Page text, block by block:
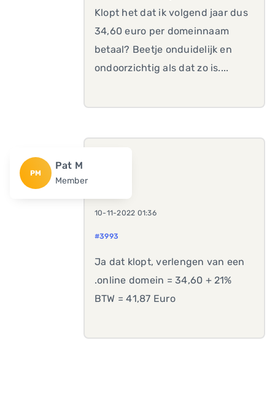
Klopt het dat ik volgend jaar dus
34,60 euro per domeinnaam
betaal? Beetje onduidelijk en
ondoorzichtig als dat zo is....
PM
Pat M
Member
10-11-2022 01:36
#3993
Ja dat klopt, verlengen van een
.online domein = 34,60 + 21%
BTW = 41,87 Euro